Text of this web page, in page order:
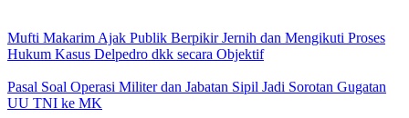
Mufti Makarim Ajak Publik Berpikir Jernih dan Mengikuti Proses
Hukum Kasus Delpedro dkk secara Objektif
Pasal Soal Operasi Militer dan Jabatan Sipil Jadi Sorotan Gugatan
UU TNI ke MK